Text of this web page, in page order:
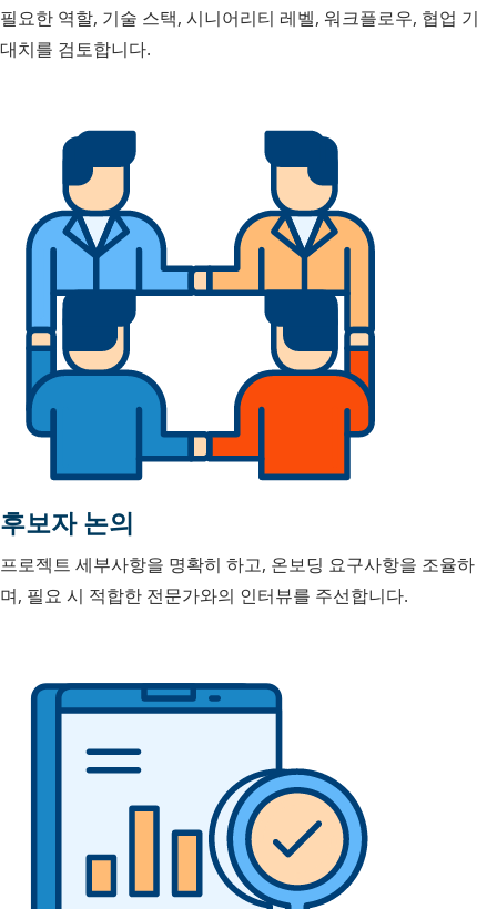
필요한 역할, 기술 스택, 시니어리티 레벨, 워크플로우, 협업 기
대치를 검토합니다.
후보자 논의
프로젝트 세부사항을 명확히 하고, 온보딩 요구사항을 조율하
며, 필요 시 적합한 전문가와의 인터뷰를 주선합니다.